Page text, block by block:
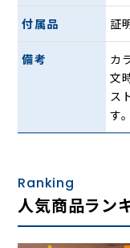
な人にも、どんな服
■Ecua Andino
エクア アンディー
ル製。希少な天然素
社アムマックスが正
式証明書と公式コッ
付属品 証
備考
カ
文
ス
す。
Ranking
人気商品ラン